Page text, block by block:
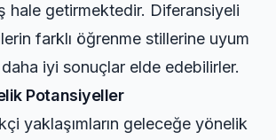
hale getirmektedir. Diferansiyeli
farklı öğrenme stillerine uyum
iyi sonuçlar elde edebilirler.
Potansiyeller
yaklaşımların geleceğe yönelik